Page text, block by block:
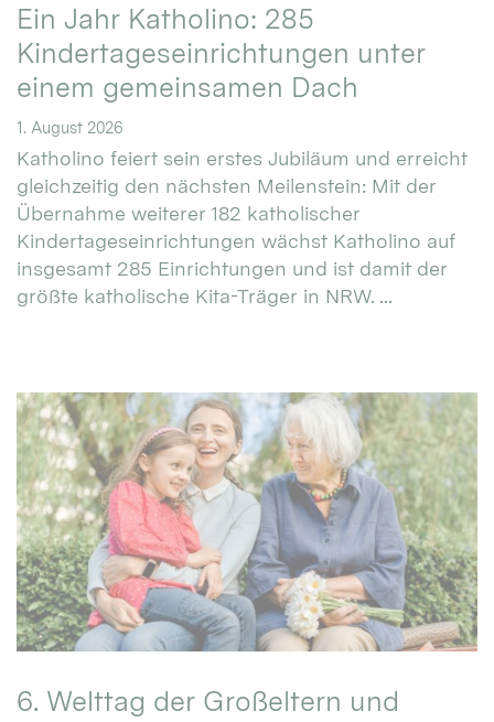
Ein Jahr Katholino: 285
Kindertageseinrichtungen unter
einem gemeinsamen Dach
1. August 2026
Katholino feiert sein erstes Jubiläum und erreicht
gleichzeitig den nächsten Meilenstein: Mit der
Übernahme weiterer 182 katholischer
Kindertageseinrichtungen wächst Katholino auf
insgesamt 285 Einrichtungen und ist damit der
größte katholische Kita-Träger in NRW. ...
6. Welttag der Großeltern und